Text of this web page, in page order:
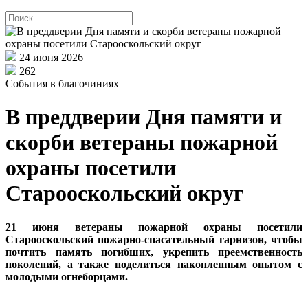
24 июня 2026
262
События в благочиниях
В преддверии Дня памяти и
скорби ветераны пожарной
охраны посетили
Старооскольский округ
21 июня ветераны пожарной охраны посетили
Старооскольский пожарно-спасательный гарнизон, чтобы
почтить память погибших, укрепить преемственность
поколений, а также поделиться накопленным опытом с
молодыми огнеборцами.